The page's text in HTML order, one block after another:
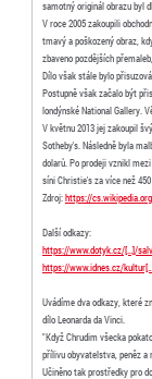
samotný originál obrazu byl
V roce 2005 zakoupili
tmavý a poškozený obraz,
zbaveno pozdějších
Dílo však stále bylo
Postupně však začalo být
londýnské National Gallery.
V květnu 2013 jej zakoupil
Sotheby's. Následně byla
dolarů. Po prodeji vznikl
síni Christie's za více než
Zdroj:https://
Další odkazy:
https://www.dotyk.cz/[…]/
https://www.idnes.cz/
Uvádíme dva odkazy, které
dílo Leonarda da Vinci.
"Když Chrudim všecka
přílivu obyvatelstva, peněz a
Učiněno tak prostředky pro